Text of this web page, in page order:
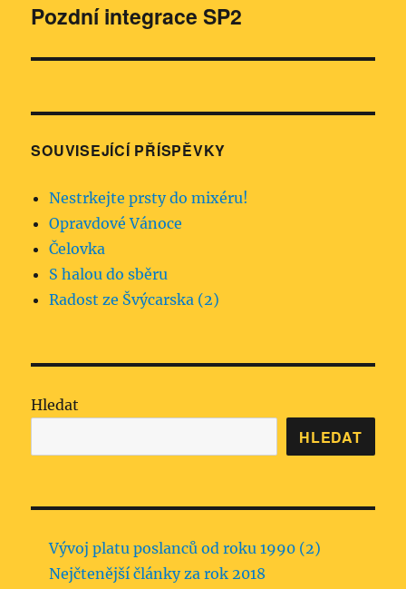
Následující
Pozdní integrace SP2
SOUVISEJÍCÍ PŘÍSPĚVKY
Nestrkejte prsty do mixéru!
Opravdové Vánoce
Čelovka
S halou do sběru
Radost ze Švýcarska (2)
Hledat
HLEDAT
Vývoj platu poslanců od roku 1990 (2)
Nejčtenější články za rok 2018